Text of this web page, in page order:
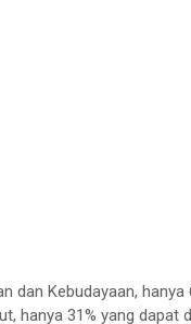
dan Kebudayaan, hanya
hanya 31% yang dapat